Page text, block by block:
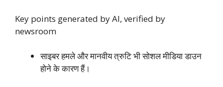
Key points generated by AI, verified by
newsroom
साइबर हमले और मानवीय त्रुटि भी सोशल मीडिया डाउन
होने के कारण हैं।